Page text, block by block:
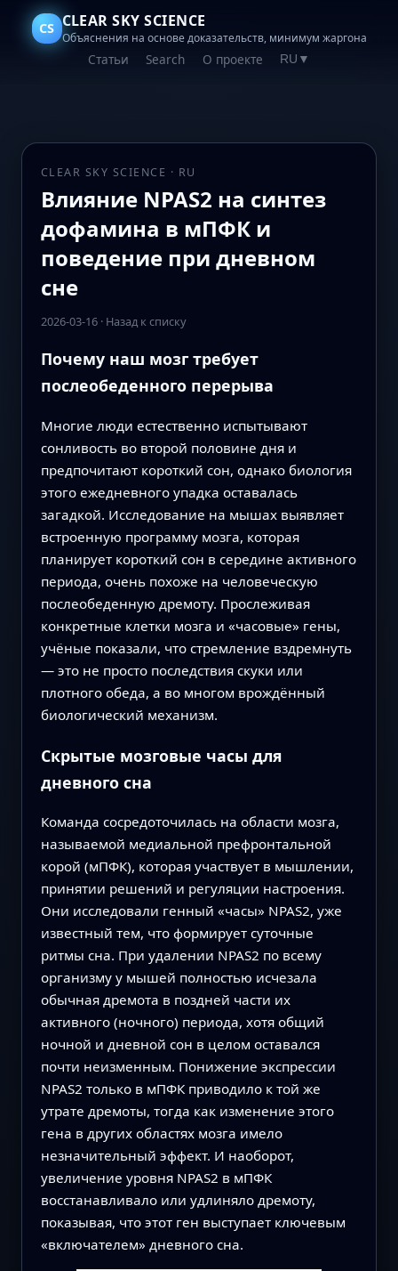
CS CLEAR SKY SCIENCE
Объяснения на основе доказательств, минимум жаргона
Статьи Search О проекте RU ▼
CLEAR SKY SCIENCE · RU
Влияние NPAS2 на синтез
дофамина в мПФК и
поведение при дневном
сне
2026-03-16· Назад к списку
Почему наш мозг требует
послеобеденного перерыва
Многие люди естественно испытывают
сонливость во второй половине дня и
предпочитают короткий сон, однако биология
этого ежедневного упадка оставалась
загадкой. Исследование на мышах выявляет
встроенную программу мозга, которая
планирует короткий сон в середине активного
периода, очень похоже на человеческую
послеобеденную дремоту. Прослеживая
конкретные клетки мозга и «часовые» гены,
учёные показали, что стремление вздремнуть
— это не просто последствия скуки или
плотного обеда, а во многом врождённый
биологический механизм.
Скрытые мозговые часы для
дневного сна
Команда сосредоточилась на области мозга,
называемой медиальной префронтальной
корой (мПФК), которая участвует в мышлении,
принятии решений и регуляции настроения.
Они исследовали генный «часы» NPAS2, уже
известный тем, что формирует суточные
ритмы сна. При удалении NPAS2 по всему
организму у мышей полностью исчезала
обычная дремота в поздней части их
активного (ночного) периода, хотя общий
ночной и дневной сон в целом оставался
почти неизменным. Понижение экспрессии
NPAS2 только в мПФК приводило к той же
утрате дремоты, тогда как изменение этого
гена в других областях мозга имело
незначительный эффект. И наоборот,
увеличение уровня NPAS2 в мПФК
восстанавливало или удлиняло дремоту,
показывая, что этот ген выступает ключевым
«включателем» дневного сна.